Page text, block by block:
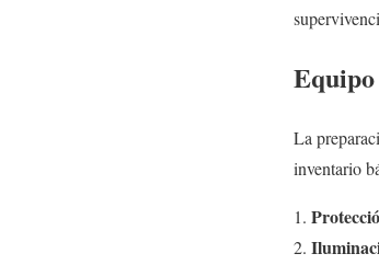
La
inventario